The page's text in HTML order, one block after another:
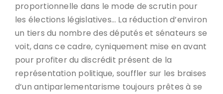
proportionnelle dans le mode de scrutin pour
les élections législatives… La réduction d’environ
un tiers du nombre des députés et sénateurs se
voit, dans ce cadre, cyniquement mise en avant
pour profiter du discrédit présent de la
représentation politique, souffler sur les braises
d’un antiparlementarisme toujours prêtes à se